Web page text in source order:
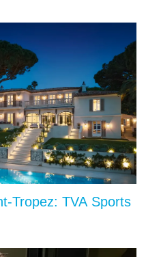
Tropez: TVA Sports